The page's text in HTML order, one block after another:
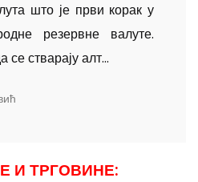
што је први корак у
резервне валуте.
стварају алт...
И ТРГОВИНЕ: